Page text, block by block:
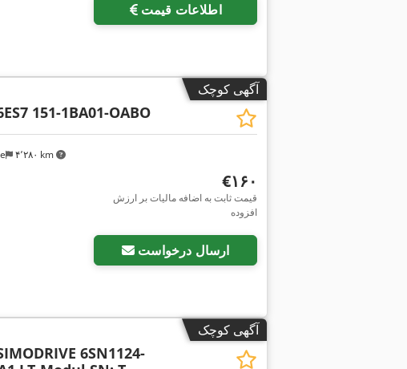
اطلاعات قیمت
آگهی کوچک
۴٬۲۸۰ km
151-1BA01-OABO
‎€۱۶۰
قیمت ثابت به اضافه مالیات بر ارزش
افزوده
ارسال درخواست
آگهی کوچک
6SN1124-